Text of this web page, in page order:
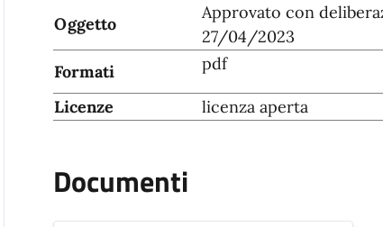
Oggetto
Approvato con
27/04/2023
Formati
pdf
Licenze licenza aperta
Documenti